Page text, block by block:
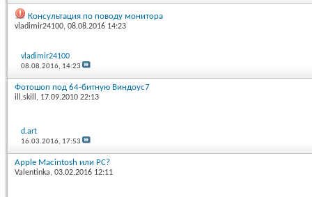
Консультация по поводу монитора
vladimir24100, 08.08.2016 14:23
vladimir24100
08.08.2016, 14:23
Фотошоп под 64-битную Виндоус7
ill.skill, 17.09.2010 22:13
d.art
16.03.2016, 17:53
Apple Macintosh или PC?
Valentinka, 03.02.2016 12:11